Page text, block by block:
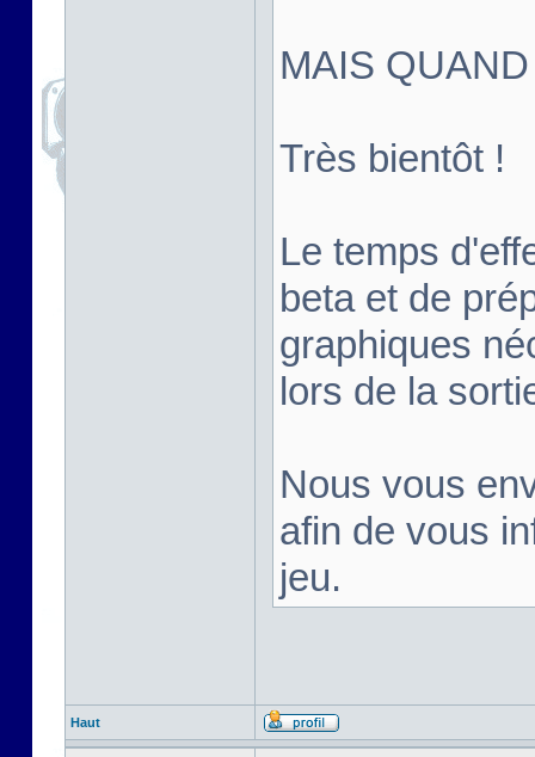
MAIS
Très bientôt !
Le temps
beta et de
graphiques
lors de la
Nous vous
afin de vous
jeu.
Haut